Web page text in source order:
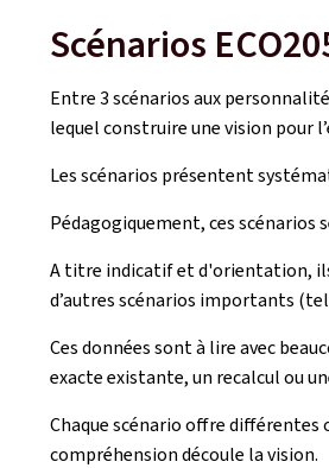
Scénarios
Entre 3 scénarios aux
lequel construire une vision pour
Les scénarios présentent
Pédagogiquement, ces
A titre indicatif et d'orientation,
d’autres scénarios importants
Ces données sont à lire avec
exacte existante, un recalcul ou
Chaque scénario offre différentes
compréhension découle la vision.